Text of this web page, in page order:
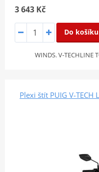
3 643 Kč
Do košíku
WINDS. V-TECHLINE
Plexi štít PUIG V-TECH